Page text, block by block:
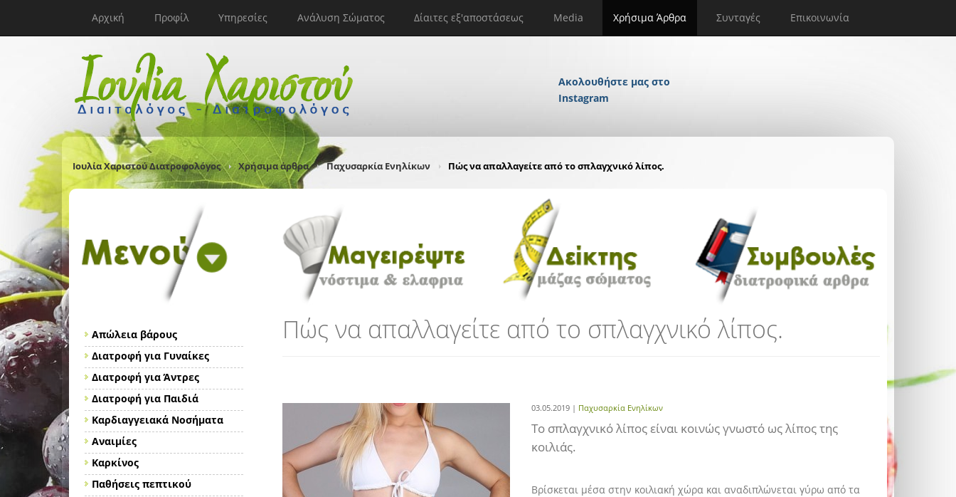
Αρχική Προφίλ Υπηρεσίες Ανάλυση Σώματος Δίαιτες εξ'αποστάσεως Media Χρήσιμα Άρθρα Συνταγές Επικοινωνία
Ακολουθήστε μας στο
Instagram
Ιουλία Χαριστού Διατροφολόγος Χρήσιμα άρθρα Παχυσαρκία Ενηλίκων Πώς να απαλλαγείτε από το σπλαγχνικό λίπος.
Πώς να απαλλαγείτε από το σπλαγχνικό λίπος.
03.05.2019 | Παχυσαρκία Ενηλίκων
Το σπλαγχνικό λίπος είναι κοινώς γνωστό ως λίπος της
κοιλιάς.
Βρίσκεται μέσα στην κοιλιακή χώρα και αναδιπλώνεται γύρω από τα
Απώλεια βάρους
Διατροφή για Γυναίκες
Διατροφή για Άντρες
Διατροφή για Παιδιά
Καρδιαγγειακά Νοσήματα
Αναιμίες
Καρκίνος
Παθήσεις πεπτικού